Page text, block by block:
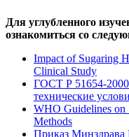
Для углубленного
ознакомиться со
Impact of Sugaring
Clinical Study
ГОСТ Р 51654-
технические
WHO Guidelines on
Methods
Приказ